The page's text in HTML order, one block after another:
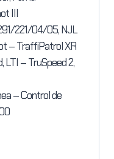
III
221/04/05, NJL
– TraffiPatrol XR
LTI – TruSpeed 2,
– Control de